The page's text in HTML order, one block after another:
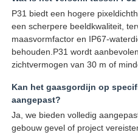
P31 biedt een hogere
een scherpere beeldkwaliteit,
maasvormfactor en IP67-
behouden.P31 wordt
zichtvermogen van 30 m of
Kan het gaasgordijn op
aangepast?
Ja, we bieden volledig
gebouw gevel of project